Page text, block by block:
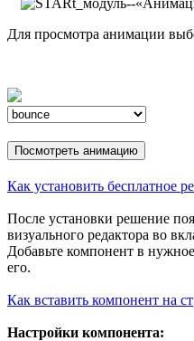
Для просмотра анимации
Посмотреть анимацию
Как установить бесплатное
После установки решение
визуального редактора во
Добавьте компонент в
его.
Как вставить компонент на
Настройки компонента: